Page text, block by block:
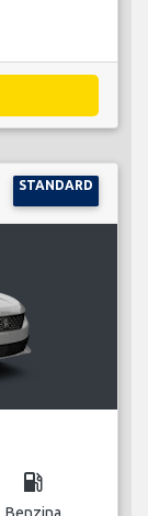
STANDARD
local_gas_station
Benzina